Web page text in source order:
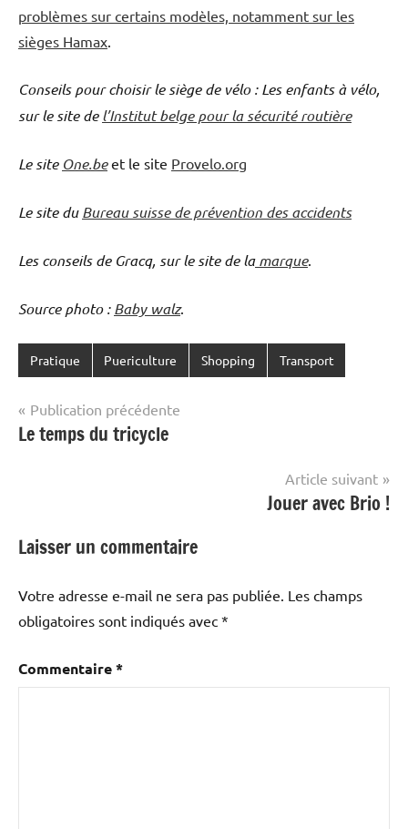
problèmes sur certains modèles, notamment sur les
sièges Hamax
Conseils pour choisir le siège de vélo : Les enfants à vélo,
sur le site del’Institut belge pour la sécurité routière
Le site One.beet le site Provelo.org
Le site duBureau suisse de prévention des accidents
Les conseils de Gracq, sur le site de lamarque.
Source photo :Baby walz.
Pratique Puericulture Shopping Transport
Navigation
de
Publication précédente
Le temps du tricycle
Article suivant
Jouer avec Brio !
Laisser un commentaire
Votre adresse e-mail ne sera pas publiée. Les champs
obligatoires sont indiqués avec *
Commentaire*